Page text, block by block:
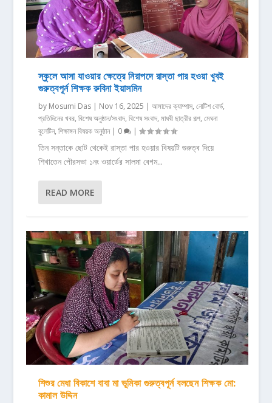
স্কুলে আসা যাওয়ার ক্ষেত্রে নিরাপদে রাস্তা পার হওয়া খুবই
গুরুত্বপূর্ন শিক্ষক রুবিনা ইয়াসমিন
by Mosumi Das| Nov 16, 2025 | আমাদের ক্যাম্পাস, নোটিশ বোর্ড,
প্রতিদিনের খবর, বিশেষ অনুষ্ঠান/সংবাদ, বিশেষ সংবাদ, মাধবী ছাত্রীর গল্প, মেঘনা
বুলেটিন, শিক্ষাঙ্গন বিষয়ক অনুষ্ঠান| 0 |
তিন সন্তাকে ছোট থেকেই রাস্তা পার হওয়ার বিষয়টি গুরুত্ব দিয়ে
শিখাতেন পৌরসভা ১নং ওয়ার্ডের সালমা বেগম...
READ MORE
শিশুর মেধা বিকাশে বাবা মা ভূমিকা গুরুত্বপূর্ন বলছেন শিক্ষক মো:
কামাল উদ্দিন